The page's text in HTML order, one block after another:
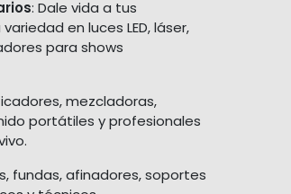
: Dale vida a tus
en luces LED, láser,
para shows
mezcladoras,
portátiles y profesionales
fundas, afinadores, soportes